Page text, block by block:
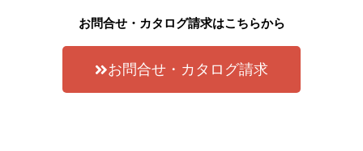
お問合せ・カタログ請求はこちらから
お問合せ・カタログ請求